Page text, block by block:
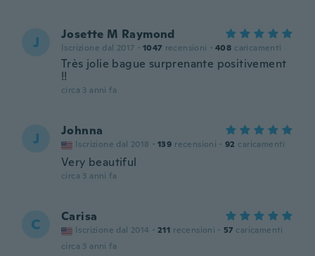
J Josette M Raymond
Iscrizione dal 2017 · 1047 recensioni · 408 caricamenti
Très jolie bague surprenante positivement
!!
circa 3 anni fa
J Johnna
Iscrizione dal 2018 · 139 recensioni · 92 caricamenti
Very beautiful
circa 3 anni fa
C Carisa
Iscrizione dal 2014 · 211 recensioni · 57 caricamenti
circa 3 anni fa